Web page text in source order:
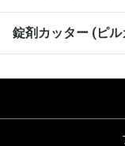
錠剤カッター (ピ